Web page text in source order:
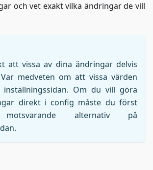
och vet exakt vilka ändringar de vill
att vissa av dina ändringar delvis
medveten om att vissa värden
Om du vill göra
direkt i config måste du först
motsvarande alternativ på